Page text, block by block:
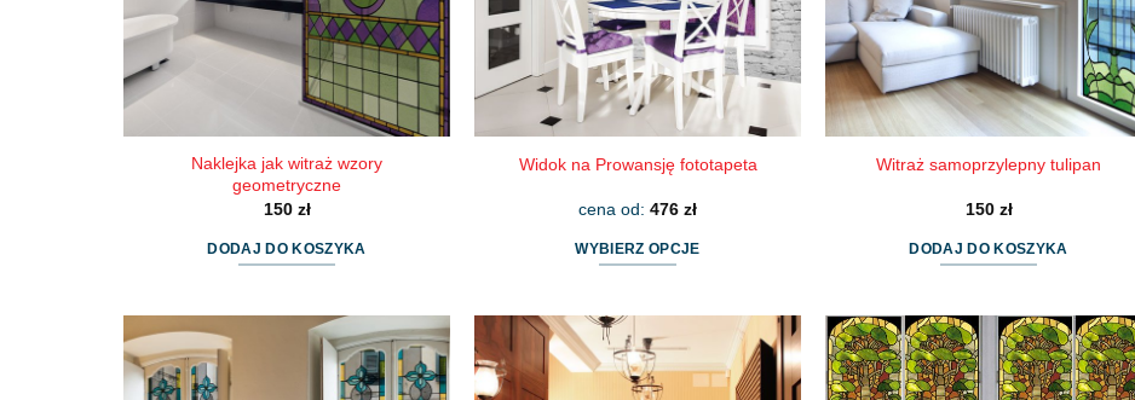
stronie
Naklejka jak witraż wzory
geometryczne
150 zł
DODAJ DO KOSZYKA
Widok na Prowansję fototapeta
cena od: 476 zł
WYBIERZ OPCJE
ma
wiele
wariantów.
Witraż samoprzylepny tulipan
150 zł
DODAJ DO KOSZYKA